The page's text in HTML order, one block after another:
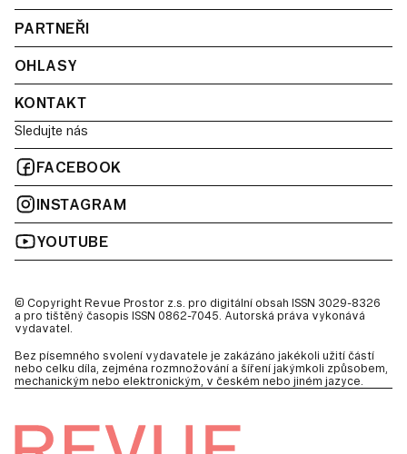
PARTNEŘI
OHLASY
KONTAKT
Sledujte nás
FACEBOOK
INSTAGRAM
YOUTUBE
© Copyright Revue Prostor z.s. pro digitální obsah ISSN 3029-8326
a pro tištěný časopis ISSN 0862-7045. Autorská práva vykonává
vydavatel.
Bez písemného svolení vydavatele je zakázáno jakékoli užití částí
nebo celku díla, zejména rozmnožování a šíření jakýmkoli způsobem,
mechanickým nebo elektronickým, v českém nebo jiném jazyce.